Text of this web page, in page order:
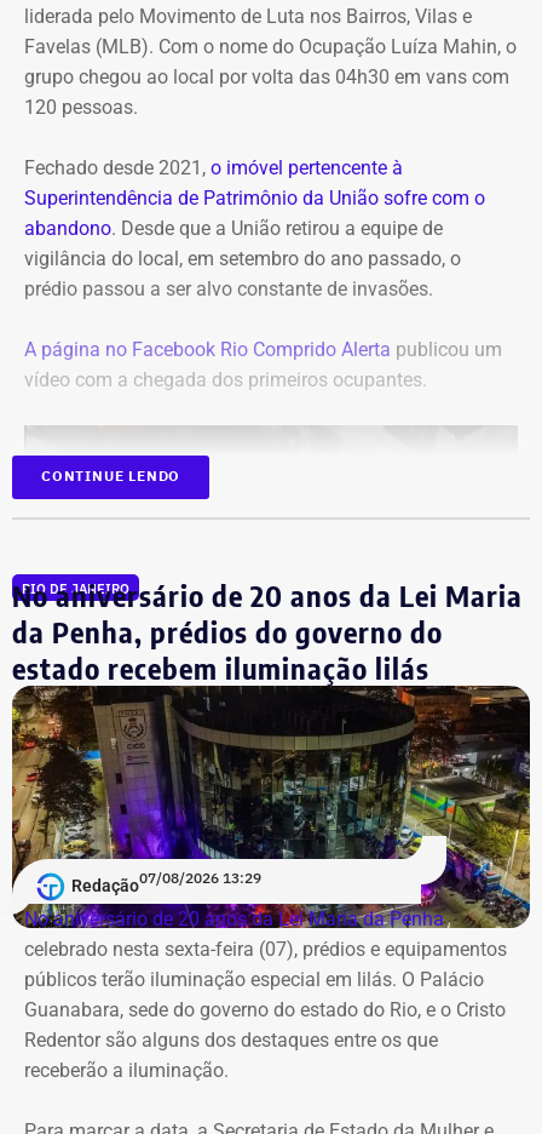
liderada pelo Movimento de Luta nos Bairros, Vilas e
Favelas (MLB). Com o nome do Ocupação Luíza Mahin, o
grupo chegou ao local por volta das 04h30 em vans com
120 pessoas.
Fechado desde 2021, o imóvel pertencente à
Superintendência de Patrimônio da União sofre com o
abandono. Desde que a União retirou a equipe de
vigilância do local, em setembro do ano passado, o
prédio passou a ser alvo constante de invasões.
A página no Facebook Rio Comprido Alerta publicou um
vídeo com a chegada dos primeiros ocupantes.
Morador da Rua Santa Alexandrina filma chegada de ônibus ao prédio do
Inmetro — Foto: Reprodução/Facebook/Rio Comprido Alerta.
Em maio deste ano, equipés da Prefeitura do Rio
realizaram a lacração do imóvel após negociações com a
Superintendência do Patrimônio da União,
Posteriormente, também no mesmo mês, a SPU decidiu
de instalar novas repartições.
CONTINUE LENDO
RIO DE JANEIRO
No aniversário de 20 anos da Lei Maria
da Penha, prédios do governo do
estado recebem iluminação lilás
Redação07/08/2026 13:29
No aniversário de 20 anos da Lei Maria da Penha,
celebrado nesta sexta-feira (07), prédios e equipamentos
públicos terão iluminação especial em lilás. O Palácio
Guanabara, sede do governo do estado do Rio, e o Cristo
Redentor são alguns dos destaques entre os que
receberão a iluminação.